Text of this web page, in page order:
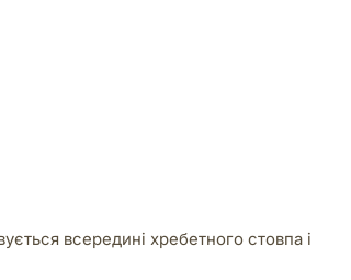
всередині хребетного стовпа і